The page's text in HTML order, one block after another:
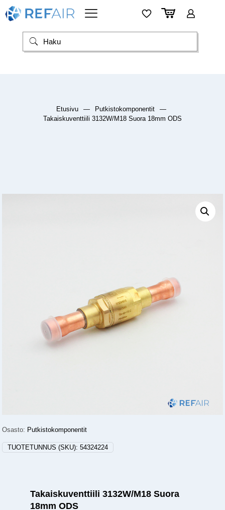
Etusivu — Putkistokomponentit
—
Takaiskuventtiili 3132W/M18 Suora 18mm ODS
Osasto: Putkistokomponentit
TUOTETUNNUS (SKU):54324224
Takaiskuventtiili 3132W/M18 Suora
18mm ODS